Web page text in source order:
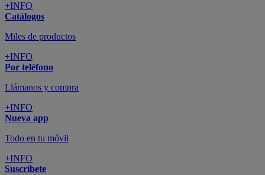
+INFO
Catálogos
Miles de productos
+INFO
Por teléfono
Llámanos y compra
+INFO
Nueva app
Todo en tu móvil
+INFO
Suscríbete